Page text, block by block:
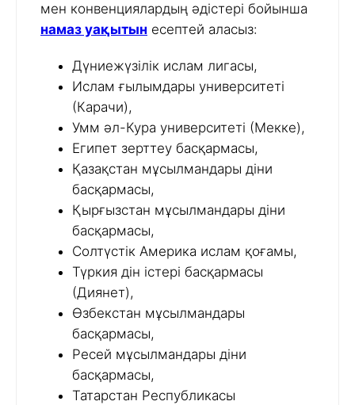
мен конвенциялардың әдістері бойынша
намаз уақытын есептей аласыз:
Дүниежүзілік ислам лигасы,
Ислам ғылымдары университеті
(Карачи),
Умм әл-Кура университеті (Мекке),
Египет зерттеу басқармасы,
Қазақстан мұсылмандары діни
басқармасы,
Қырғызстан мұсылмандары діни
басқармасы,
Солтүстік Америка ислам қоғамы,
Түркия дін істері басқармасы
(Диянет),
Өзбекстан мұсылмандары
басқармасы,
Ресей мұсылмандары діни
басқармасы,
Татарстан Республикасы